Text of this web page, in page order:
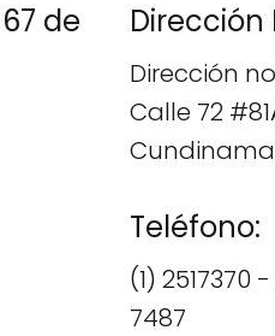
de
Dirección
Dirección
Calle 72
Teléfono:
(1) 2517370
7487